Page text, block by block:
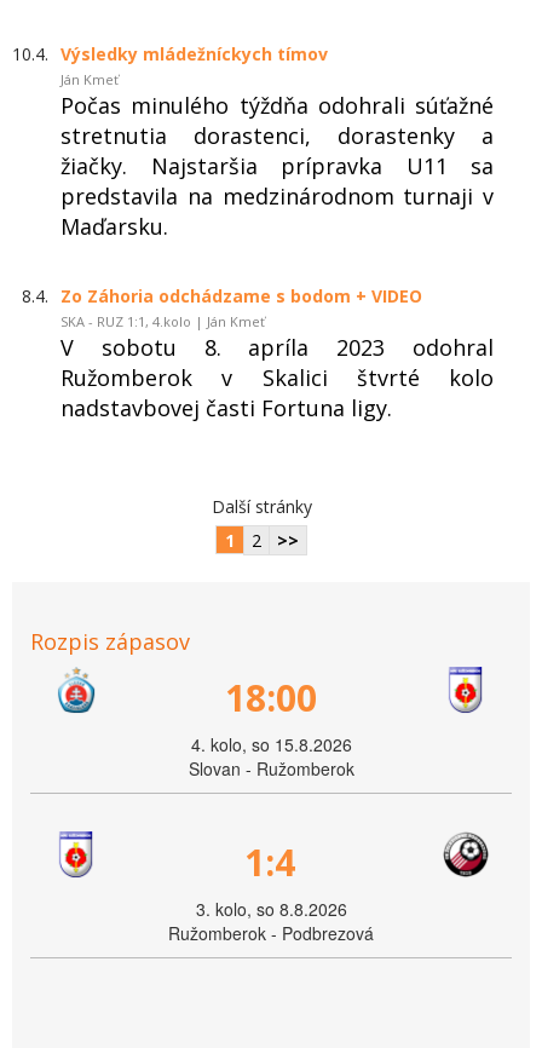
10.4. Výsledky mládežníckych tímov
Ján Kmeť
Počas minulého týždňa odohrali súťažné
stretnutia dorastenci, dorastenky a
žiačky. Najstaršia prípravka U11 sa
predstavila na medzinárodnom turnaji v
Maďarsku.
8.4. Zo Záhoria odchádzame s bodom + VIDEO
SKA - RUZ 1:1, 4.kolo | Ján Kmeť
V sobotu 8. apríla 2023 odohral
Ružomberok v Skalici štvrté kolo
nadstavbovej časti Fortuna ligy.
Další stránky
1
2 >>
Rozpis zápasov
18:00
4. kolo, so 15.8.2026
Slovan - Ružomberok
1:4
3. kolo, so 8.8.2026
Ružomberok - Podbrezová